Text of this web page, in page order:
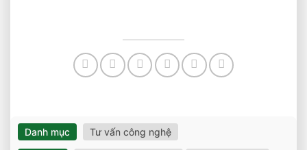
Danh mục Tư vấn công nghệ